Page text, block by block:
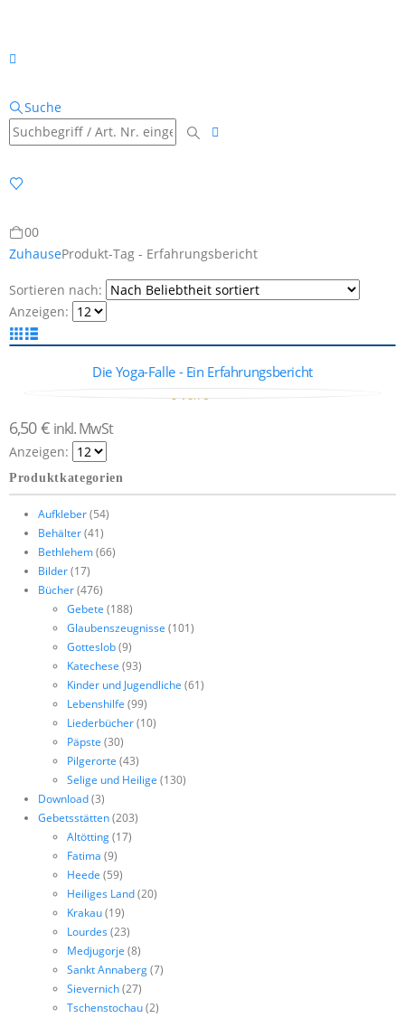
Suche
00
ZuhauseProdukt-Tag - Erfahrungsbericht
Sortieren nach:
Anzeigen:
Die Yoga-Falle - Ein Erfahrungsbericht
0von 5
6,50€ inkl. MwSt
Anzeigen:
Produktkategorien
Aufkleber(54)
Behälter(41)
Bethlehem(66)
Bilder(17)
Bücher(476)
Gebete (188)
Glaubenszeugnisse (101)
Gotteslob(9)
Katechese (93)
Kinder und Jugendliche (61)
Lebenshilfe (99)
Liederbücher(10)
Päpste (30)
Pilgerorte (43)
Selige und Heilige (130)
Download(3)
Gebetsstätten(203)
Altötting(17)
Fatima (9)
Heede (59)
Heiliges Land(20)
Krakau(19)
Lourdes(23)
Medjugorje (8)
Sankt Annaberg(7)
Sievernich(27)
Tschenstochau(2)